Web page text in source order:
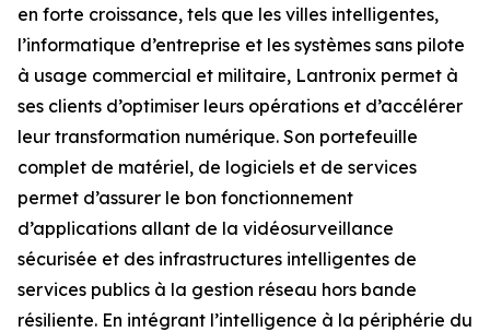
en forte croissance, tels que les villes intelligentes,
l’informatique d’entreprise et les systèmes sans pilote
à usage commercial et militaire, Lantronix permet à
ses clients d’optimiser leurs opérations et d’accélérer
leur transformation numérique. Son portefeuille
complet de matériel, de logiciels et de services
permet d’assurer le bon fonctionnement
d’applications allant de la vidéosurveillance
sécurisée et des infrastructures intelligentes de
services publics à la gestion réseau hors bande
résiliente. En intégrant l’intelligence à la périphérie du